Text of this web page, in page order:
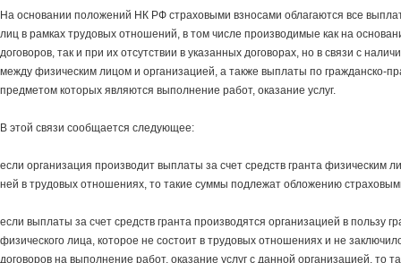
На основании положений НК РФ страховыми взносами облагаются все
лиц в рамках трудовых отношений, в том числе производимые как на
договоров, так и при их отсутствии в указанных договорах, но в связи с
между физическим лицом и организацией, а также выплаты по гражданско-
предметом которых являются выполнение работ, оказание услуг.
В этой связи сообщается следующее:
если организация производит выплаты за счет средств гранта физическим
ней в трудовых отношениях, то такие суммы подлежат обложению
если выплаты за счет средств гранта производятся организацией в пользу
физического лица, которое не состоит в трудовых отношениях и не
договоров на выполнение работ, оказание услуг с данной организацией, то